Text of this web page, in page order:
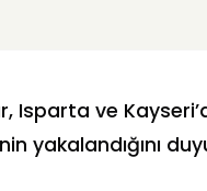
Isparta ve
yakalandığını